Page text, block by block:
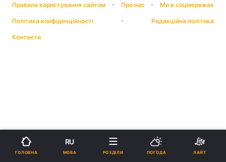
Правила користування сайтом Про нас Ми в соцмережах
Політика конфіденційності Редакційна політика
Контакти
ГОЛОВНА
RU
МОВА РОЗДІЛИ ПОГОДА ЛАЙТ